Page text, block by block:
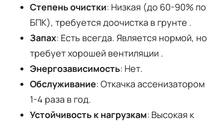
Степень очистки: Низкая (до 60-90% по
БПК), требуется доочистка в грунте .
Запах: Есть всегда. Является нормой, но
требует хорошей вентиляции .
Энергозависимость: Нет.
Обслуживание: Откачка ассенизатором
1-4 раза в год.
Устойчивость к нагрузкам: Высокая к